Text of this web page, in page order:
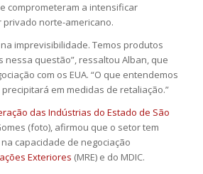
comprometeram a intensificar
privado norte-americano.
imprevisibilidade. Temos produtos
nessa questão”, ressaltou Alban, que
com os EUA. “O que entendemos
em medidas de retaliação.”
das Indústrias do Estado de São
(foto), afirmou que o setor tem
capacidade de negociação
Exteriores (MRE) e do MDIC.